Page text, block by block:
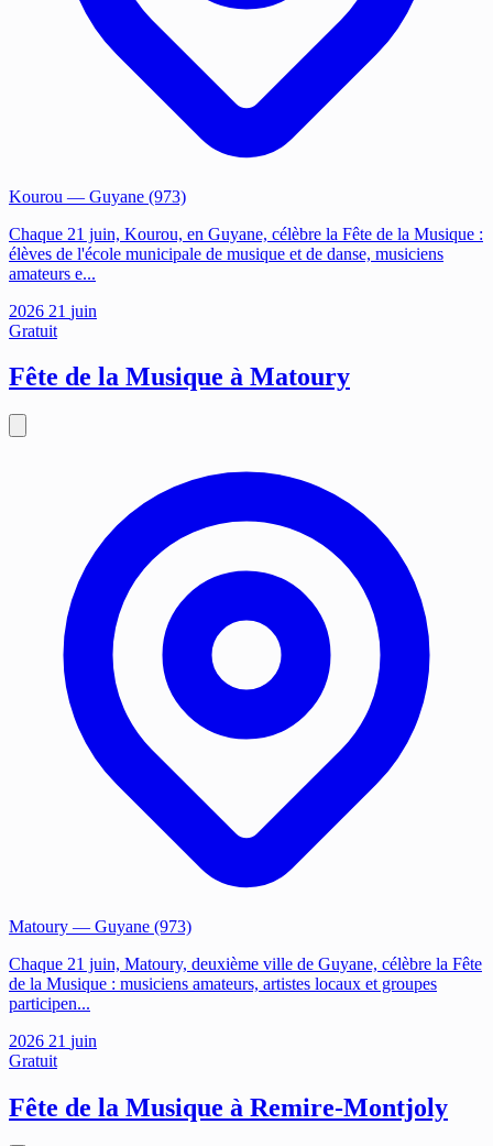
Kourou — Guyane (973)
Chaque 21 juin, Kourou, en Guyane, célèbre la Fête de la Musique :
élèves de l'école municipale de musique et de danse, musiciens
amateurs e...
2026 21 juin
Gratuit
Fête de la Musique à Matoury
Matoury — Guyane (973)
Chaque 21 juin, Matoury, deuxième ville de Guyane, célèbre la Fête
de la Musique : musiciens amateurs, artistes locaux et groupes
participen...
2026 21 juin
Gratuit
Fête de la Musique à Remire-Montjoly